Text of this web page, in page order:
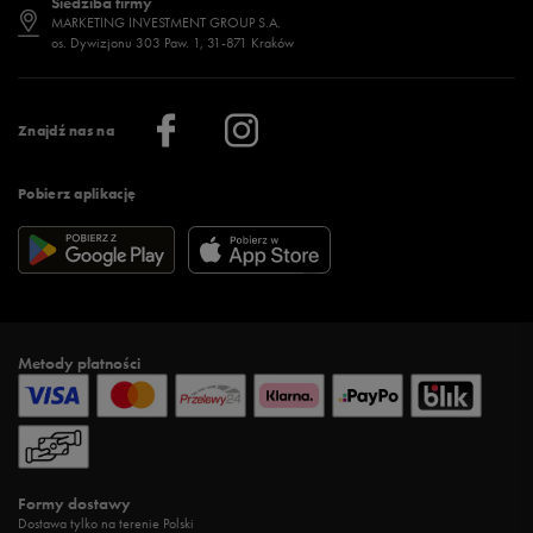
Znajdź nas na
Pobierz aplikację
Regulamin sklepu 50 style
Regulamin aplikacji 50 style
Więcej regulaminów >
Jak wybrać buty na zimę?
Więcej >
Stylizacje damskie
Sklepy stacjonarne
Klub 50 style
Praca
Informacje o firmie
MARKETING INVESTMENT GROUP S.A.
os. Dywizjonu 303 Paw. 1, 31-871 Kraków
Metody płatności
Formy dostawy
Dostawa tylko na terenie Polski